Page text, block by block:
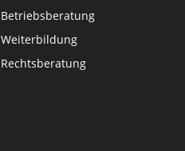
Betriebsberatung
Weiterbildung
Rechtsberatung